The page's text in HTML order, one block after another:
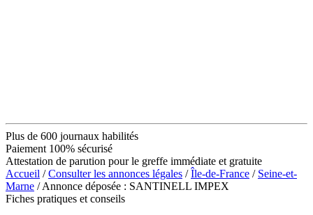
Plus de 600 journaux habilités
Paiement 100% sécurisé
Attestation de parution pour le greffe immédiate et gratuite
Accueil /Consulter les annonces légales /Île-de-France / Seine-et-
Marne / Annonce déposée : SANTINELL IMPEX
Fiches pratiques et conseils